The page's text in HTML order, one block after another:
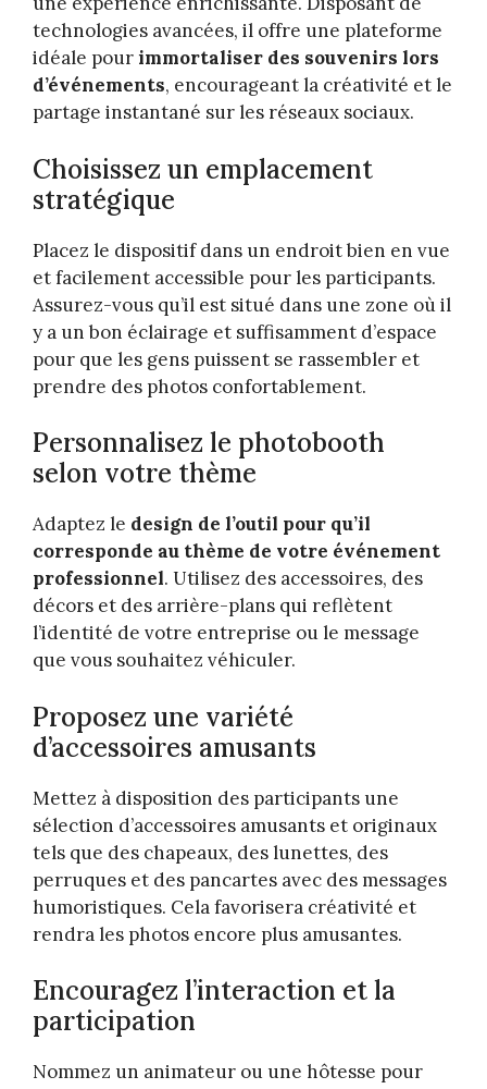
technologies avancées, il offre une plateforme
idéale pourimmortaliser des souvenirs lors
d’événements, encourageant la créativité et le
partage instantané sur les réseaux sociaux.
Choisissez un emplacement
stratégique
Placez le dispositif dans un endroit bien en vue
et facilement accessible pour les participants.
Assurez-vous qu’il est situé dans une zone où il
y a un bon éclairage et suffisamment d’espace
pour que les gens puissent se rassembler et
prendre des photos confortablement.
Personnalisez le photobooth
selon votre thème
Adaptez le design de l’outil pour qu’il
corresponde au thème de votre événement
professionnel. Utilisez des accessoires, des
décors et des arrière-plans qui reflètent
l’identité de votre entreprise ou le message
que vous souhaitez véhiculer.
Proposez une variété
d’accessoires amusants
Mettez à disposition des participants une
sélection d’accessoires amusants et originaux
tels que des chapeaux, des lunettes, des
perruques et des pancartes avec des messages
humoristiques. Cela favorisera créativité et
rendra les photos encore plus amusantes.
Encouragez l’interaction et la
participation
Nommez un animateur ou une hôtesse pour